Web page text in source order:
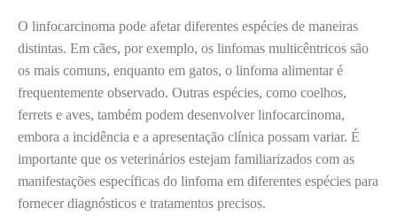
O linfocarcinoma pode afetar diferentes espécies de maneiras
distintas. Em cães, por exemplo, os linfomas multicêntricos são
os mais comuns, enquanto em gatos, o linfoma alimentar é
frequentemente observado. Outras espécies, como coelhos,
ferrets e aves, também podem desenvolver linfocarcinoma,
embora a incidência e a apresentação clínica possam variar. É
importante que os veterinários estejam familiarizados com as
manifestações específicas do linfoma em diferentes espécies para
fornecer diagnósticos e tratamentos precisos.